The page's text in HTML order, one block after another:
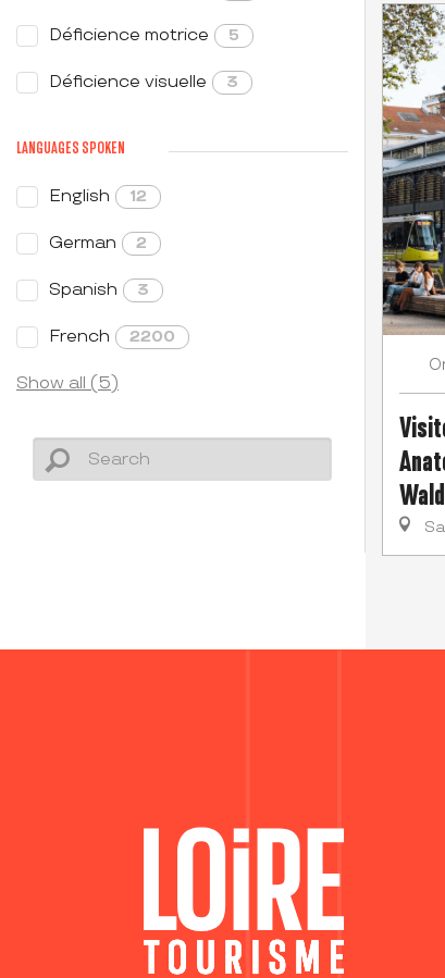
Déficience motrice 5
Déficience visuelle 3
LANGUAGES SPOKEN
English 12
German 2
Spanish 3
French 2200
Show all (5)